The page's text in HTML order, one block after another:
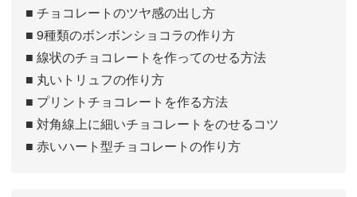
■ チョコレートのツヤ感の出し方
■ 9種類のボンボンショコラの作り方
■ 線状のチョコレートを作ってのせる方法
■ 丸いトリュフの作り方
■ プリントチョコレートを作る方法
■ 対角線上に細いチョコレートをのせるコツ
■ 赤いハート型チョコレートの作り方